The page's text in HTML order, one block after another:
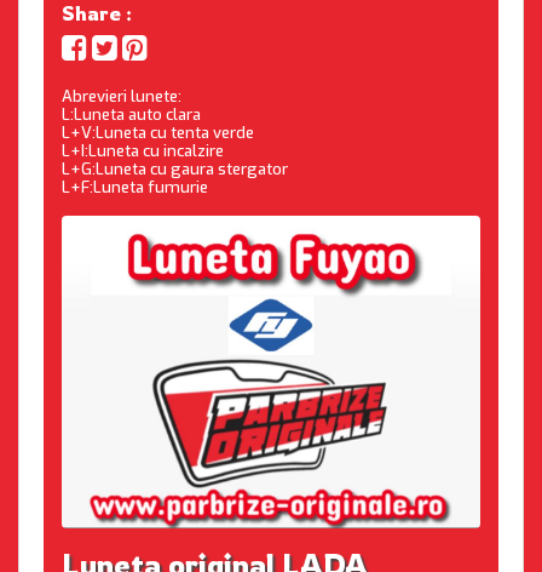
Share :
Abrevieri lunete:
L:Luneta auto clara
L+V:Luneta cu tenta verde
L+I:Luneta cu incalzire
L+G:Luneta cu gaura stergator
L+F:Luneta fumurie